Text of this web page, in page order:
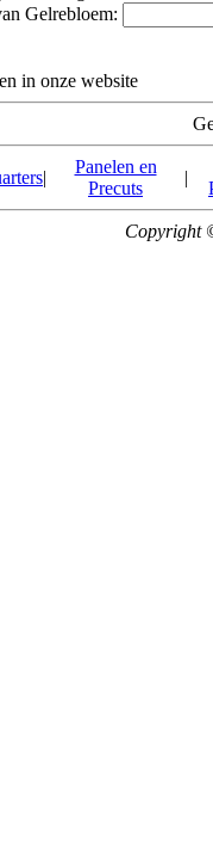
Gelrebloem:
in onze website
|
Panelen en
Precuts
|
Copyright